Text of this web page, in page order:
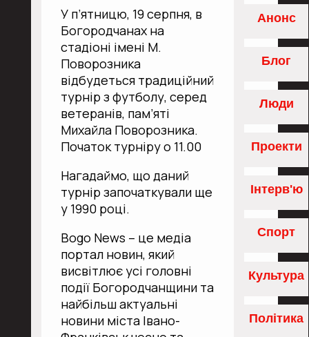
У п’ятницю, 19 серпня, в
Богородчанах на
стадіоні імені М.
Поворозника
відбудеться традиційний
турнір з футболу, серед
ветеранів, пам’яті
Mихайла Поворозника.
Початок турніру о 11.00
Нагадаймо, що даний
турнір започаткували ще
у 1990 році.
Bogo News – це медіа
портал новин, який
висвітлює усі головні
події Богородчанщини та
найбільш актуальні
новини міста Івано-
Анонс
Блог
Люди
Проекти
Інтерв'ю
Спорт
Культура
Політика